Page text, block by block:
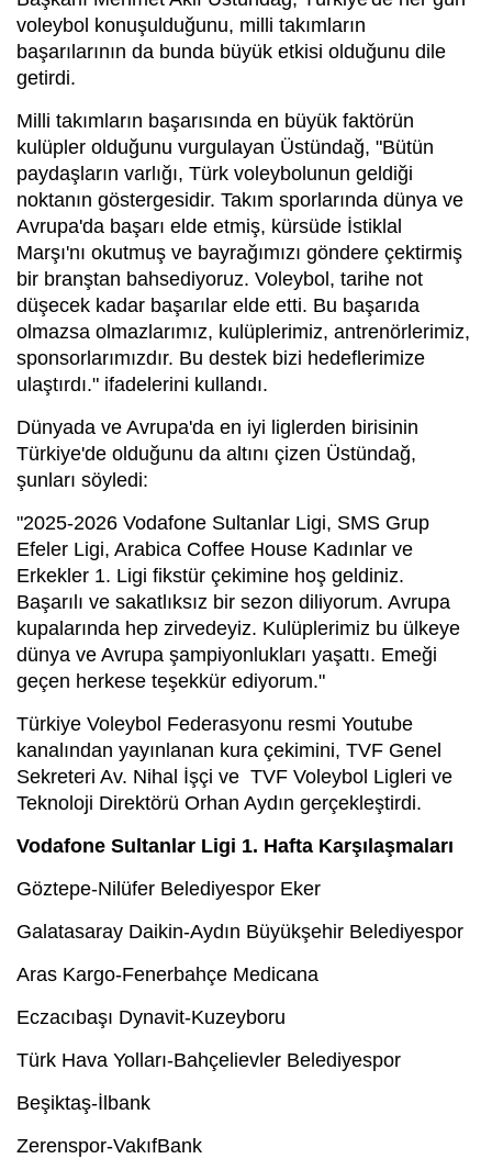
voleybol konuşulduğunu, milli takımların
başarılarının da bunda büyük etkisi olduğunu dile
getirdi.
Milli takımların başarısında en büyük faktörün
kulüpler olduğunu vurgulayan Üstündağ, "Bütün
paydaşların varlığı, Türk voleybolunun geldiği
noktanın göstergesidir. Takım sporlarında dünya ve
Avrupa'da başarı elde etmiş, kürsüde İstiklal
Marşı'nı okutmuş ve bayrağımızı göndere çektirmiş
bir branştan bahsediyoruz. Voleybol, tarihe not
düşecek kadar başarılar elde etti. Bu başarıda
olmazsa olmazlarımız, kulüplerimiz, antrenörlerimiz,
sponsorlarımızdır. Bu destek bizi hedeflerimize
ulaştırdı." ifadelerini kullandı.
Dünyada ve Avrupa'da en iyi liglerden birisinin
Türkiye'de olduğunu da altını çizen Üstündağ,
şunları söyledi:
"2025-2026 Vodafone Sultanlar Ligi, SMS Grup
Efeler Ligi, Arabica Coffee House Kadınlar ve
Erkekler 1. Ligi fikstür çekimine hoş geldiniz.
Başarılı ve sakatlıksız bir sezon diliyorum. Avrupa
kupalarında hep zirvedeyiz. Kulüplerimiz bu ülkeye
dünya ve Avrupa şampiyonlukları yaşattı. Emeği
geçen herkese teşekkür ediyorum."
Türkiye Voleybol Federasyonu resmi Youtube
kanalından yayınlanan kura çekimini, TVF Genel
Sekreteri Av. Nihal İşçi ve TVF Voleybol Ligleri ve
Teknoloji Direktörü Orhan Aydın gerçekleştirdi.
Vodafone Sultanlar Ligi 1. Hafta Karşılaşmaları
Göztepe-Nilüfer Belediyespor Eker
Galatasaray Daikin-Aydın Büyükşehir Belediyespor
Aras Kargo-Fenerbahçe Medicana
Eczacıbaşı Dynavit-Kuzeyboru
Türk Hava Yolları-Bahçelievler Belediyespor
Beşiktaş-İlbank
Zerenspor-VakıfBank